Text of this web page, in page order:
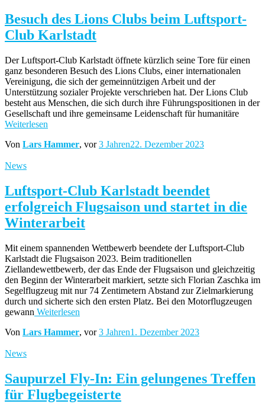
Besuch des Lions Clubs beim Luftsport-
Club Karlstadt
Der Luftsport-Club Karlstadt öffnete kürzlich seine Tore für einen
ganz besonderen Besuch des Lions Clubs, einer internationalen
Vereinigung, die sich der gemeinnützigen Arbeit und der
Unterstützung sozialer Projekte verschrieben hat. Der Lions Club
besteht aus Menschen, die sich durch ihre Führungspositionen in der
Gesellschaft und ihre gemeinsame Leidenschaft für humanitäre
Weiterlesen
Von Lars Hammer, vor3 Jahren22. Dezember 2023
News
Luftsport-Club Karlstadt beendet
erfolgreich Flugsaison und startet in die
Winterarbeit
Mit einem spannenden Wettbewerb beendete der Luftsport-Club
Karlstadt die Flugsaison 2023. Beim traditionellen
Ziellandewettbewerb, der das Ende der Flugsaison und gleichzeitig
den Beginn der Winterarbeit markiert, setzte sich Florian Zaschka im
Segelflugzeug mit nur 74 Zentimetern Abstand zur Zielmarkierung
durch und sicherte sich den ersten Platz. Bei den Motorflugzeugen
gewann Weiterlesen
Von Lars Hammer, vor3 Jahren1. Dezember 2023
News
Saupurzel Fly-In: Ein gelungenes Treffen
für Flugbegeisterte